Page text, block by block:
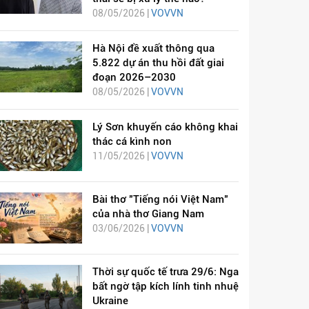
08/05/2026 | VOVVN
Hà Nội đề xuất thông qua
5.822 dự án thu hồi đất giai
đoạn 2026–2030
08/05/2026 | VOVVN
Lý Sơn khuyến cáo không khai
thác cá kình non
11/05/2026 | VOVVN
Bài thơ "Tiếng nói Việt Nam"
của nhà thơ Giang Nam
03/06/2026 | VOVVN
Thời sự quốc tế trưa 29/6: Nga
bất ngờ tập kích lính tinh nhuệ
Ukraine